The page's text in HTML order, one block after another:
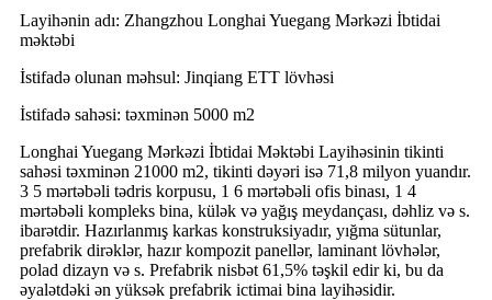
Layihənin adı: Zhangzhou Longhai Yuegang Mərkəzi İbtidai
məktəbi
İstifadə olunan məhsul: Jinqiang ETT lövhəsi
İstifadə sahəsi: təxminən 5000 m2
Longhai Yuegang Mərkəzi İbtidai Məktəbi Layihəsinin tikinti
sahəsi təxminən 21000 m2, tikinti dəyəri isə 71,8 milyon yuandır.
3 5 mərtəbəli tədris korpusu, 1 6 mərtəbəli ofis binası, 1 4
mərtəbəli kompleks bina, külək və yağış meydançası, dəhliz və s.
ibarətdir. Hazırlanmış karkas konstruksiyadır, yığma sütunlar,
prefabrik dirəklər, hazır kompozit panellər, laminant lövhələr,
polad dizayn və s. Prefabrik nisbət 61,5% təşkil edir ki, bu da
əyalətdəki ən yüksək prefabrik ictimai bina layihəsidir.